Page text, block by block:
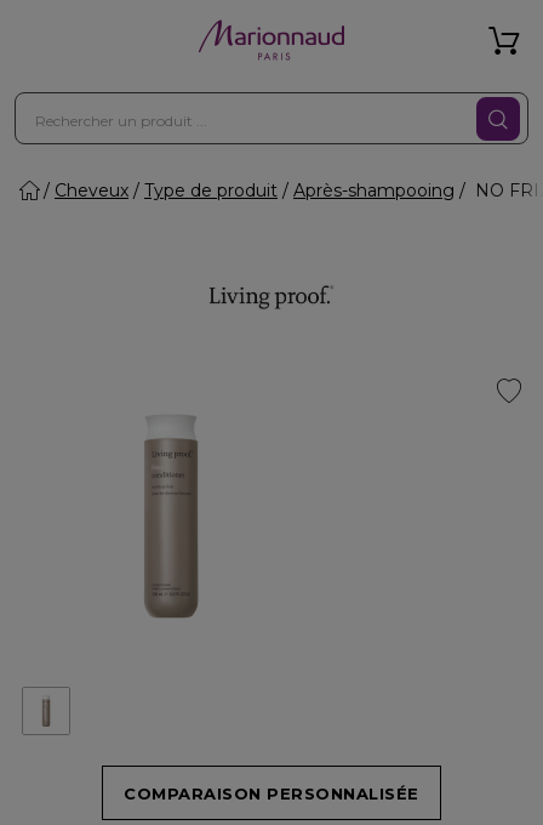
Cheveux Type de produit Après-shampooing NO
COMPARAISON PERSONNALISÉE